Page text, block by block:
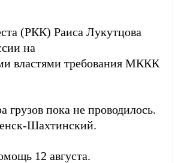
(РКК) Раиса Лукутцова
на
властями требования МККК
пока не проводилось.
Шахтинский.
12 августа.